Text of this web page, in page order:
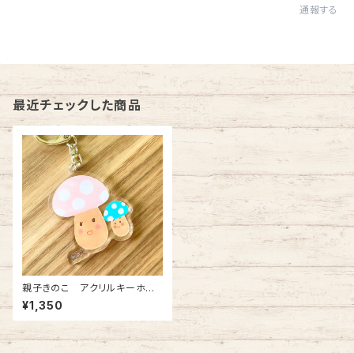
通報する
最近チェックした商品
親子きのこ アクリルキーホル
ダー
¥1,350